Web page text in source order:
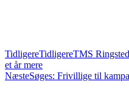
TidligereTidligereTMS
et år mere
NæsteSøges: Frivillige til